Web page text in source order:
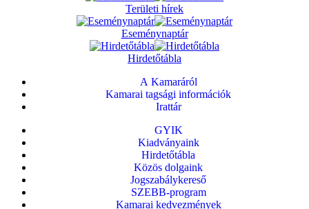
Területi hírek
Eseménynaptár
Hirdetőtábla
A Kamaráról
Kamarai tagsági információk
Irattár
GYIK
Kiadványaink
Hirdetőtábla
Közös dolgaink
Jogszabálykereső
SZEBB-program
Kamarai kedvezmények